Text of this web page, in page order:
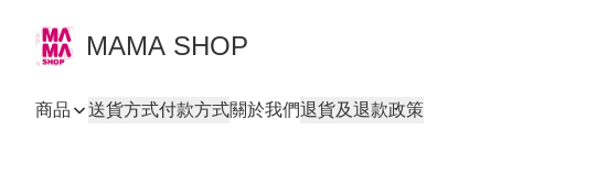
MAMA SHOP
商品 送貨方式付款方式關於我們退貨及退款政策